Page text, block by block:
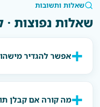
שאלות ותשובות
שאלות נפוצות
אפשר להגדיר מישהו
מה קורה אם קבלן